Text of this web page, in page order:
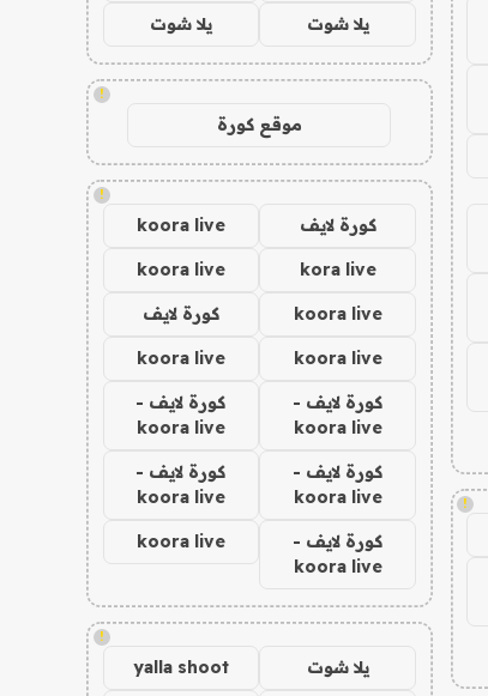
!
يلا شوت يلا شوت
!
موقع كورة
!
كورة لايف koora live
kora live
koora live
koora live كورة لايف
koora live
koora live
كورة لايف -
koora live
كورة لايف -
koora live
كورة لايف -
koora live
كورة لايف -
koora live
كورة لايف -
koora live
koora live
!
يلا شوت yalla shoot